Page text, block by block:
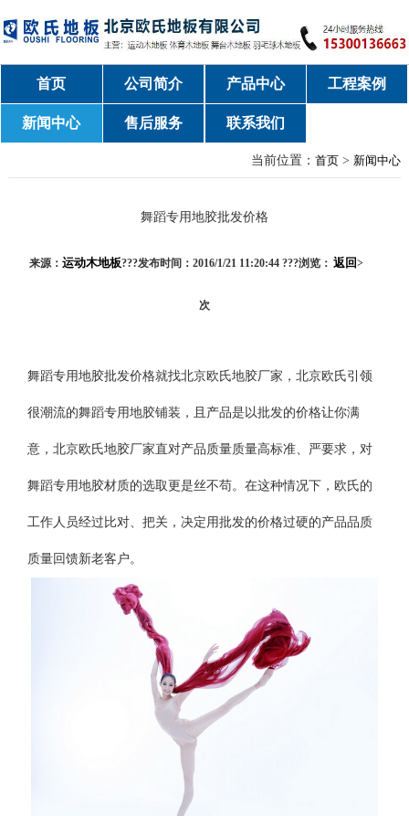
首页 公司简介 产品中心 工程案例
新闻中心 售后服务 联系我们
当前位置：首页 > 新闻中心
舞蹈专用地胶批发价格
返回>
来源： 运动木地板???发布时间：2016/1/21 11:20:44 ???浏览：
次
舞蹈专用地胶批发价格就找北京欧氏地胶厂家，北京欧氏引领
很潮流的舞蹈专用地胶铺装，且产品是以批发的价格让你满
意，北京欧氏地胶厂家直对产品质量质量高标准、严要求，对
舞蹈专用地胶材质的选取更是丝不苟。在这种情况下，欧氏的
工作人员经过比对、把关，决定用批发的价格过硬的产品品质
质量回馈新老客户。